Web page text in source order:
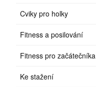
Cviky pro holky
Fitness a posilování
Fitness pro začátečníka
Ke stažení